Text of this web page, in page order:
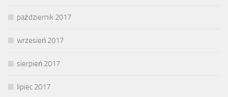
październik 2017
wrzesień 2017
sierpień 2017
lipiec 2017